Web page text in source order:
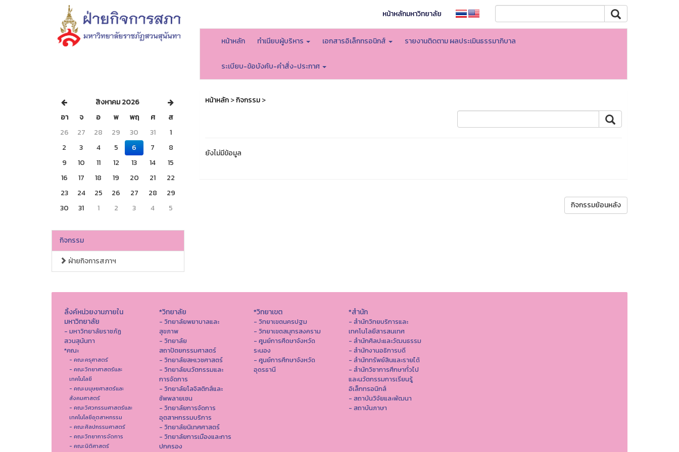
หน้าหลักมหาวิทยาลัย
หน้าหลัก ทำเนียบผู้บริหาร เอกสารอิเล็กทรอนิกส์ รายงานติดตาม ผลประเมินธรรมาภิบาล
ระเบียบ-ข้อบังคับ-คำสั่ง-ประกาศ
สิงหาคม 2026
อา
จ อ พ พฤ ศ
ส
26
27 28 29 30 31
1
2
3 4 5 6 7
8
9
10 11 12 13 14
15
16
17 18 19 20 21
22
23
24 25 26 27 28
29
30
31 1 2 3 4 5
กิจกรรม
ฝ่ายกิจการสภาฯ
หน้าหลัก>กิจกรรม>
ยังไม่มีข้อมูล
กิจกรรมย้อนหลัง
ลิ้งค์หน่วยงานภายใน
มหาวิทยาลัย
- มหาวิทยาลัยราชภัฏ
สวนสุนันทา
*คณะ
- คณะครุศาสตร์
- คณะวิทยาศาสตร์และ
เทคโนโลยี
- คณะมนุษยศาสตร์และ
สังคมศาสตร์
- คณะวิศวกรรมศาสตร์และ
เทคโนโลยีอุตสาหกรรม
- คณะศิลปกรรมศาสตร์
- คณะวิทยาการจัดการ
- คณะนิติศาสตร์
*วิทยาลัย
- วิทยาลัยพยาบาลและ
สุขภาพ
- วิทยาลัย
สถาปัตยกรรมศาสตร์
- วิทยาลัยสหเวชศาสตร์
- วิทยาลัยนวัตกรรมและ
การจัดการ
- วิทยาลัยโลจิสติกส์และ
ซัพพลายเชน
- วิทยาลัยการจัดการ
อุตสาหกรรมบริการ
- วิทยาลัยนิเทศศาสตร์
- วิทยาลัยการเมืองและการ
ปกครอง
*วิทยาเขต
- วิทยาเขตนครปฐม
- วิทยาเขตสมุทรสงคราม
- ศูนย์การศึดษาจังหวัด
ระนอง
- ศูนย์การศึกษาจังหวัด
อุดรธานี
*สำนัก
- สำนักวิทยบริการและ
เทคโนโลยีสารสนเทศ
- สํานักศิลปะและวัฒนธรรม
- สำนักงานอธิการบดี
- สำนักทรัพย์สินและรายได้
- สำนักวิชาการศึกษาทั่วไป
และนวัตกรรมการเรียนรู้
อิเล็กทรอนิกส์
- สถาบันวิจัยและพัฒนา
- สถาบันภาษา